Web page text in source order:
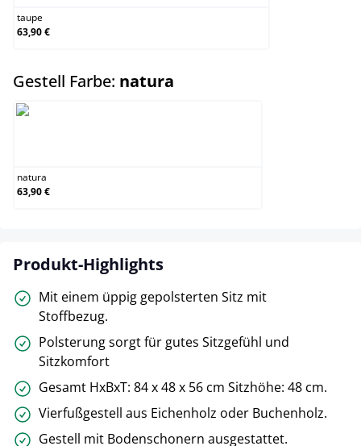
taupe
63,90 €
Gestell Farbe: natura
natura
63,90 €
Produkt-Highlights
Mit einem üppig gepolsterten Sitz mit
Stoffbezug.
Polsterung sorgt für gutes Sitzgefühl und
Sitzkomfort
Gesamt HxBxT: 84 x 48 x 56 cm Sitzhöhe: 48 cm.
Vierfußgestell aus Eichenholz oder Buchenholz.
Gestell mit Bodenschonern ausgestattet.